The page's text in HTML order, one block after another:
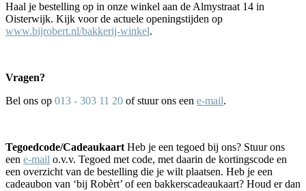
Haal je bestelling op in onze winkel aan de Almystraat 14 in
Oisterwijk. Kijk voor de actuele openingstijden op
www.bijrobert.nl/bakkerij-winkel.
Vragen?
Bel ons op 013 - 303 11 20 of stuur ons een e-mail.
Tegoedcode/Cadeaukaart Heb je een tegoed bij ons? Stuur ons
een e-mail o.v.v. Tegoed met code, met daarin de kortingscode en
een overzicht van de bestelling die je wilt plaatsen. Heb je een
cadeaubon van ‘bij Robèrt’ of een bakkerscadeaukaart? Houd er dan